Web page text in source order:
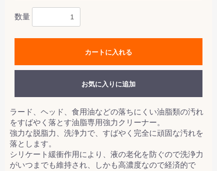
数量
カートに入れる
お気に入りに追加
ラード、ヘッド、食用油などの落ちにくい油脂類の汚れ
をすばやく落とす油脂専用強力クリーナー。
強力な脱脂力、洗浄力で、すばやく完全に頑固な汚れを
落とします。
シリケート緩衝作用により、液の老化を防ぐので洗浄力
がいつまでも維持され、しかも高濃度なので経済的で